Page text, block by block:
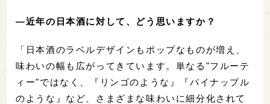
―近年の日本酒に対して、どう思いますか？
「日本酒のラベルデザインもポップなものが増え、
味わいの幅も広がってきています。単なる"フルーテ
ィー"ではなく、『リンゴのような』『パイナップル
のような』など、さまざまな味わいに細分化されて